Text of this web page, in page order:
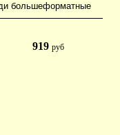
большеформатные
919руб